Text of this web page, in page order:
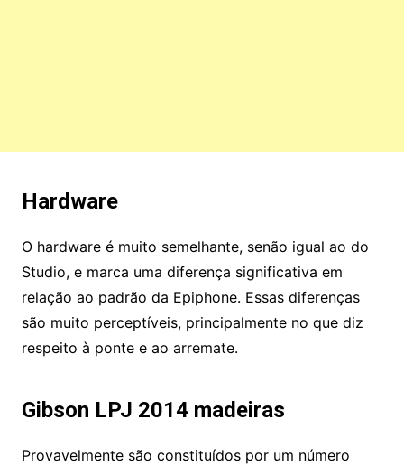
Hardware
O hardware é muito semelhante, senão igual ao do
Studio, e marca uma diferença significativa em
relação ao padrão da Epiphone. Essas diferenças
são muito perceptíveis, principalmente no que diz
respeito à ponte e ao arremate.
Gibson LPJ 2014 madeiras
Provavelmente são constituídos por um número